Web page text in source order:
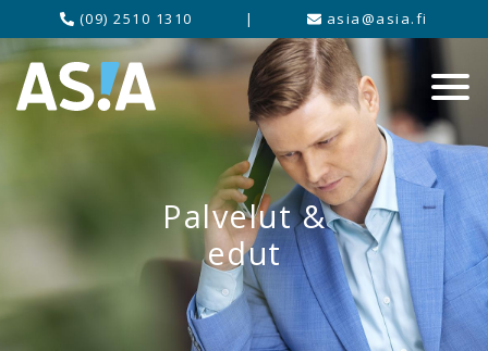
(09) 2510 1310 | asia@asia.fi
Palvelut &
edut